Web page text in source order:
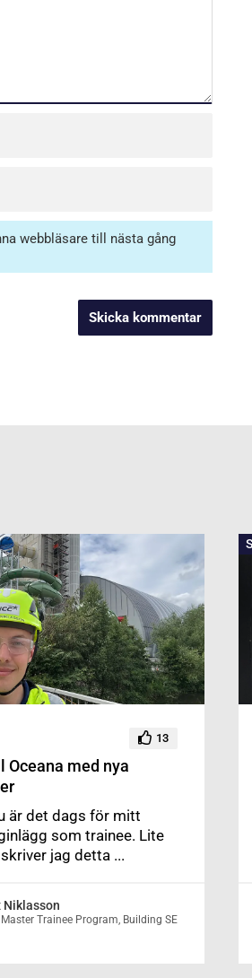
webbläsare till nästa gång
13
Oceana med nya
är det dags för mitt
som trainee. Lite
jag detta ...
Niklasson
Master Trainee Program, Building SE